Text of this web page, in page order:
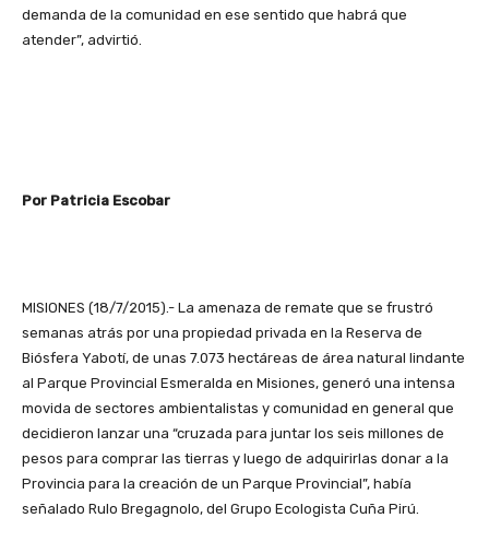
demanda de la comunidad en ese sentido que habrá que
atender”, advirtió.
Por Patricia Escobar
MISIONES (18/7/2015).- La amenaza de remate que se frustró
semanas atrás por una propiedad privada en la Reserva de
Biósfera Yabotí, de unas 7.073 hectáreas de área natural lindante
al Parque Provincial Esmeralda en Misiones, generó una intensa
movida de sectores ambientalistas y comunidad en general que
decidieron lanzar una “cruzada para juntar los seis millones de
pesos para comprar las tierras y luego de adquirirlas donar a la
Provincia para la creación de un Parque Provincial”, había
señalado Rulo Bregagnolo, del Grupo Ecologista Cuña Pirú.